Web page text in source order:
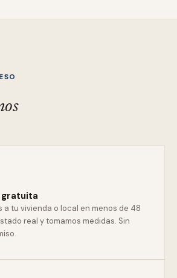
a tu vivienda o local en menos de 48
real y tomamos medidas. Sin